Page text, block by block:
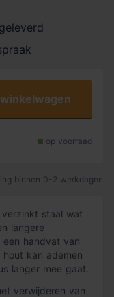
op voorraad
binnen 0-2 werkdagen
staal wat
langere
handvat van
kan ademen
langer mee gaat.
verwijderen van